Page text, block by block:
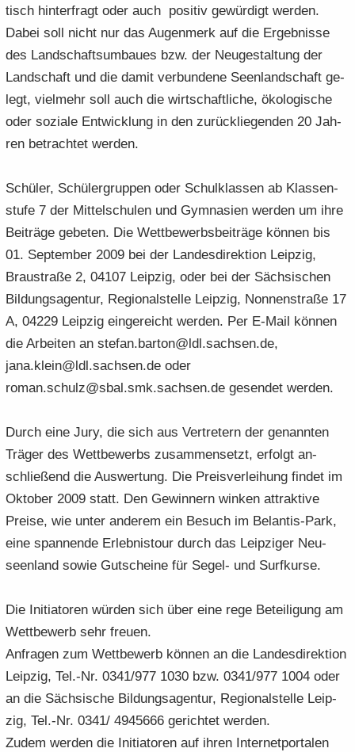
tisch hin­ter­fragt oder auch po­si­tiv ge­wür­digt wer­den.
Dabei soll nicht nur das Au­gen­merk auf die Er­geb­nis­se
des Land­schafts­um­bau­es bzw. der Neu­ge­stal­tung der
Land­schaft und die damit ver­bun­de­ne Se­en­land­schaft ge­
legt, viel­mehr soll auch die wirt­schaft­li­che, öko­lo­gi­sche
oder so­zia­le Ent­wick­lung in den zu­rück­lie­gen­den 20 Jah­
ren be­trach­tet wer­den.
Schü­ler, Schü­ler­grup­pen oder Schul­klas­sen ab Klas­sen­
stu­fe 7 der Mit­tel­schu­len und Gym­na­si­en wer­den um ihre
Bei­trä­ge ge­be­ten. Die Wett­be­werbs­bei­trä­ge kön­nen bis
01. Sep­tem­ber 2009 bei der Lan­des­di­rek­ti­on Leip­zig,
Brau­stra­ße 2, 04107 Leip­zig, oder bei der Säch­si­schen
Bil­dungs­agen­tur, Re­gio­nal­stel­le Leip­zig, Non­nen­stra­ße 17
A, 04229 Leip­zig ein­ge­reicht wer­den. Per E-​Mail kön­nen
die Ar­bei­ten an ste­fan.bar­ton@ldl.sach­sen.de,
jana.klein@ldl.sach­sen.de oder
roman.schulz@sbal.smk.sach­sen.de ge­sen­det wer­den.
Durch eine Jury, die sich aus Ver­tre­tern der ge­nann­ten
Trä­ger des Wett­be­werbs zu­sam­men­setzt, er­folgt an­
schlie­ßend die Aus­wer­tung. Die Preis­ver­lei­hung fin­det im
Ok­to­ber 2009 statt. Den Ge­win­nern win­ken at­trak­ti­ve
Prei­se, wie unter an­de­rem ein Be­such im Belantis-​Park,
eine span­nen­de Er­leb­nis­tour durch das Leip­zi­ger Neu­
seen­land sowie Gut­schei­ne für Segel-​ und Surf­kur­se.
Die In­itia­to­ren wür­den sich über eine rege Be­tei­li­gung am
Wett­be­werb sehr freu­en.
An­fra­gen zum Wett­be­werb kön­nen an die Lan­des­di­rek­ti­on
Leip­zig, Tel.-Nr. 0341/977 1030 bzw. 0341/977 1004 oder
an die Säch­si­sche Bil­dungs­agen­tur, Re­gio­nal­stel­le Leip­
zig, Tel.-Nr. 0341/ 4945666 ge­rich­tet wer­den.
Zudem wer­den die In­itia­to­ren auf ihren In­ter­net­por­ta­len